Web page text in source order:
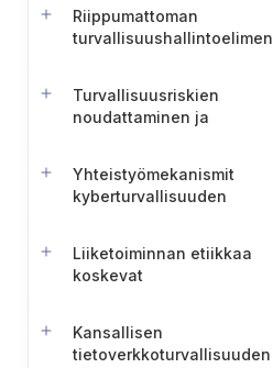
Riippumattoman
turvallisuushallintoelimen
Turvallisuusriskien
noudattaminen ja
Yhteistyömekanismit
kyberturvallisuuden
Liiketoiminnan etiikkaa
koskevat
Kansallisen
tietoverkkoturvallisuuden